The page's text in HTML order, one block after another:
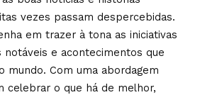
vezes passam despercebidas.
em trazer à tona as iniciativas
notáveis e acontecimentos que
mundo. Com uma abordagem
celebrar o que há de melhor,